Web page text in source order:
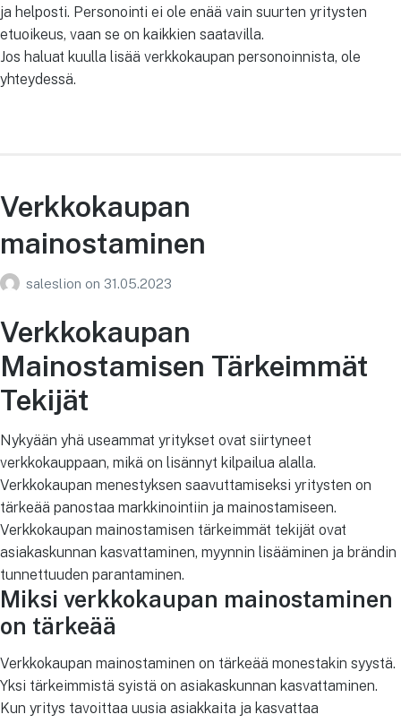
ja helposti. Personointi ei ole enää vain suurten yritysten
etuoikeus, vaan se on kaikkien saatavilla.
Jos haluat kuulla lisää verkkokaupan personoinnista, ole
yhteydessä.
Verkkokaupan
mainostaminen
saleslion on 31.05.2023
Verkkokaupan
Mainostamisen Tärkeimmät
Tekijät
Nykyään yhä useammat yritykset ovat siirtyneet
verkkokauppaan, mikä on lisännyt kilpailua alalla.
Verkkokaupan menestyksen saavuttamiseksi yritysten on
tärkeää panostaa markkinointiin ja mainostamiseen.
Verkkokaupan mainostamisen tärkeimmät tekijät ovat
asiakaskunnan kasvattaminen, myynnin lisääminen ja brändin
tunnettuuden parantaminen.
Miksi verkkokaupan mainostaminen
on tärkeää
Verkkokaupan mainostaminen on tärkeää monestakin syystä.
Yksi tärkeimmistä syistä on asiakaskunnan kasvattaminen.
Kun yritys tavoittaa uusia asiakkaita ja kasvattaa